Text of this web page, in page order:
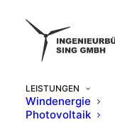
LEISTUNGEN
Windenergie
Photovoltaik